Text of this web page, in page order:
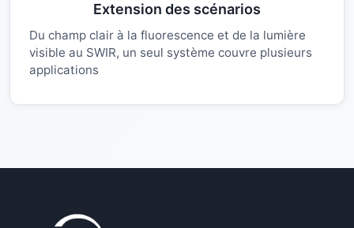
Extension des scénarios
Du champ clair à la fluorescence et de la lumière
visible au SWIR, un seul système couvre plusieurs
applications